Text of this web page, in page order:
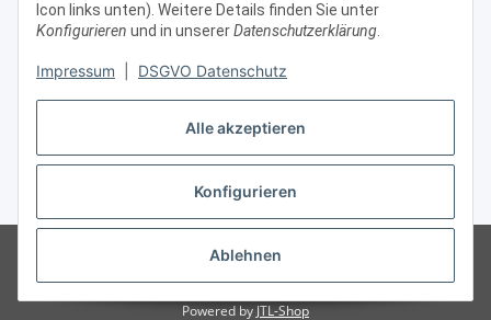
Alle akzeptieren
Konfigurieren
Ablehnen
Icon links unten). Weitere Details finden Sie unter
Konfigurieren und in unsererDatenschutzerklärung.
Impressum DSGVO Datenschutz
Kontakt & Rechtliches
Weitere Informationen
Vertrag widerrufen
* Alle Preise zzgl. gesetzlicher USt., zzgl.Versand
Besucherzähler: 3030300
Powered by JTL-Shop